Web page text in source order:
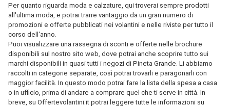
Per quanto riguarda moda e calzature, qui troverai sempre prodotti
all'ultima moda, e potrai trarre vantaggio da un gran numero di
promozioni e offerte pubblicati nei volantini e nelle riviste per tutto il
corso dell'anno.
Puoi visualizzare una rassegna di sconti e offerte nelle brochure
disponibili sul nostro sito web, dove potrai anche scoprire tutto sui
marchi disponibili in quasi tutti i negozi di Pineta Grande. Li abbiamo
raccolti in categorie separate, così potrai trovarli e paragonarli con
maggior facilità. In questo modo potrai fare la lista della spesa a casa
o in ufficio, prima di andare a comprare quel che ti serve in città. In
breve, su Offertevolantini.it potrai leggere tutte le informazioni su